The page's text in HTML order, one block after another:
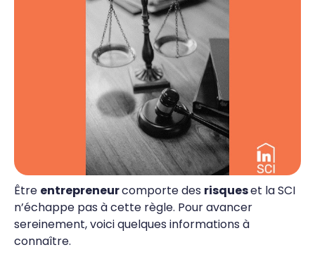
Être entrepreneurcomporte des risqueset la SCI
n’échappe pas à cette règle. Pour avancer
sereinement, voici quelques informations à
connaître.